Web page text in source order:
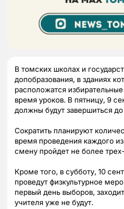
В томских школах и
допобразования, в зданиях
расположатся избирательные
время уроков. В пятницу, 9
должны будут завершиться до
Сократить планируют
время проведения каждого
смену пройдет не более
Кроме того, в субботу, 10
проведут физкультурное
первый день выборов,
учителя уже не будут.